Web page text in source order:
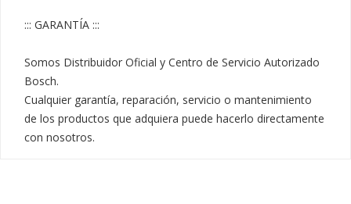
::: GARANTÍA :::
Somos Distribuidor Oficial y Centro de Servicio Autorizado
Bosch.
Cualquier garantía, reparación, servicio o mantenimiento
de los productos que adquiera puede hacerlo directamente
con nosotros.